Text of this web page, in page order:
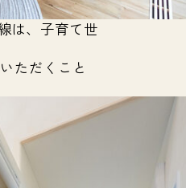
は、子育て世
ただくこと